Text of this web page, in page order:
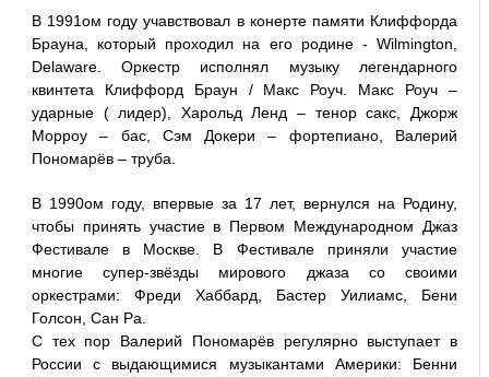
В 1991ом году учавствовал в конерте памяти Клиффорда
Брауна, который проxодил на его родине - Wilmington,
Delaware. Оркестр исполнял музыку легендарного
квинтета Клиффорд Браун / Макс Роуч. Макс Роуч –
ударные ( лидер), Харольд Ленд – тенор сакс, Джорж
Морроу – бас, Сэм Докери – фортепиано, Валерий
Пономарёв – труба.
В 1990ом году, впервые за 17 лет, вернулся на Родину,
чтобы принять участие в Первом Международном Джаз
Фестивале в Москве. В Фестивале приняли участие
многие супер-звёзды мирового джаза со своими
оркестрами: Фреди Хаббард, Бастер Уилиамс, Бени
Голсон, Сан Ра.
С тех пор Валерий Пономарёв регулярно выступает в
России с выдающимися музыкантами Америки: Бенни